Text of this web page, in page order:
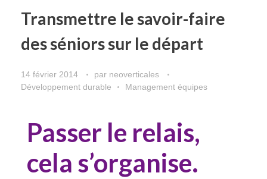
Transmettre le savoir-faire
des séniors sur le départ
14 février 2014 par neoverticales
Développement durable
Management équipes
Passer le relais,
cela s’organise.